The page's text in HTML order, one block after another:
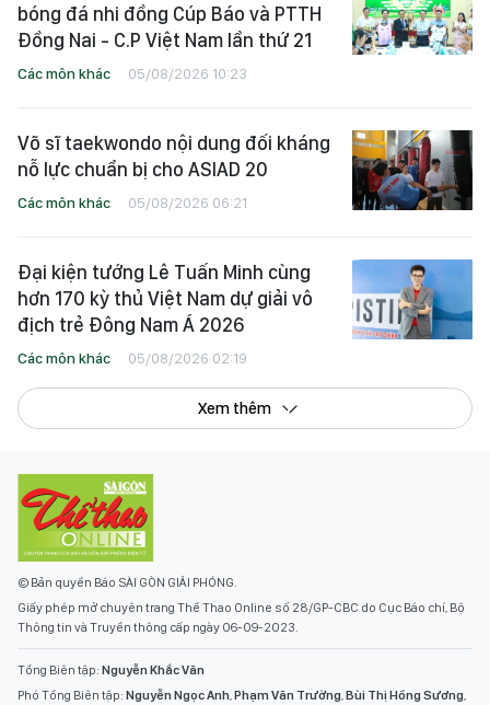
bóng đá nhi đồng Cúp Báo và PTTH
Đồng Nai - C.P Việt Nam lần thứ 21
Các môn khác 05/08/2026 10:23
Võ sĩ taekwondo nội dung đối kháng
nỗ lực chuẩn bị cho ASIAD 20
Các môn khác 05/08/2026 06:21
Đại kiện tướng Lê Tuấn Minh cùng
hơn 170 kỳ thủ Việt Nam dự giải vô
địch trẻ Đông Nam Á 2026
Các môn khác 05/08/2026 02:19
Xem thêm
© Bản quyền Báo SÀI GÒN GIẢI PHÓNG.
Giấy phép mở chuyên trang Thể Thao Online số 28/GP-CBC do Cục Báo chí, Bộ
Thông tin và Truyền thông cấp ngày 06-09-2023.
Tổng Biên tập: Nguyễn Khắc Văn
Phó Tổng Biên tập: Nguyễn Ngọc Anh Phạm Văn Trường Bùi Thị Hồng Sương